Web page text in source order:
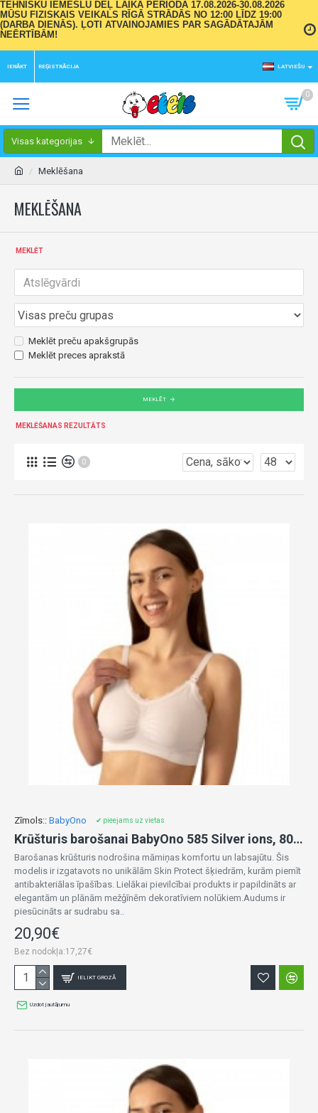
TEHNISKU IEMESLU DĒĻ LAIKA PERIODĀ 17.08.2026-30.08.2026
MŪSU FIZISKAIS VEIKALS RĪGĀ STRĀDĀS NO 12:00 LĪDZ 19:00
(DARBA DIENĀS). ĻOTI ATVAINOJAMIES PAR SAGĀDĀTAJĀM
NEĒRTĪBĀM!
IENĀKT REĢISTRĀCIJA LATVIEŠU
0
Visas kategorijas
Meklēšana
MEKLĒŠANA
MEKLĒT
Meklēt preču apakšgrupās
Meklēt preces aprakstā
MEKLĒT
MEKLĒŠANAS REZULTĀTS
0
Zīmols:: BabyOno ✔ pieejams uz vietas
Krūšturis barošanai BabyOno 585 Silver ions, 80/85C white
Barošanas krūšturis nodrošina māmiņas komfortu un labsajūtu. Šis
modelis ir izgatavots no unikālām Skin Protect šķiedrām, kurām piemīt
antibakteriālas īpašības. Lielākai pievilcībai produkts ir papildināts ar
elegantām un plānām mežģīnēm dekoratīviem nolūkiem.Audums ir
piesūcināts ar sudrabu sa..
20,90€
Bez nodokļa:17,27€
IELIKT GROZĀ
Uzdot jautājumu